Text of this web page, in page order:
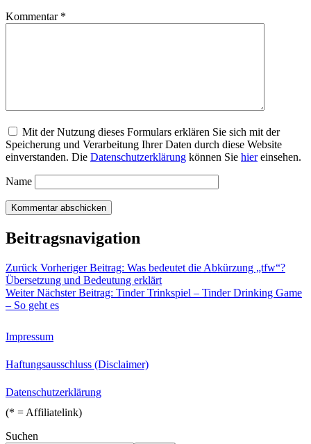
Kommentar *
Mit der Nutzung dieses Formulars erklären Sie sich mit der
Speicherung und Verarbeitung Ihrer Daten durch diese Website
einverstanden. Die Datenschutzerklärung können Sie hiereinsehen.
Name
Beitragsnavigation
Zurück Vorheriger Beitrag: Was bedeutet die Abkürzung „tfw“?
Übersetzung und Bedeutung erklärt
Weiter Nächster Beitrag: Tinder Trinkspiel – Tinder Drinking Game
– So geht es
Impressum
Haftungsausschluss (Disclaimer)
Datenschutzerklärung
(* = Affiliatelink)
Suchen